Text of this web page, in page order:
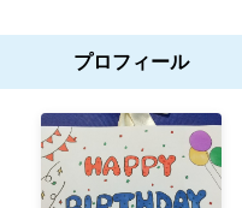
プロフィール